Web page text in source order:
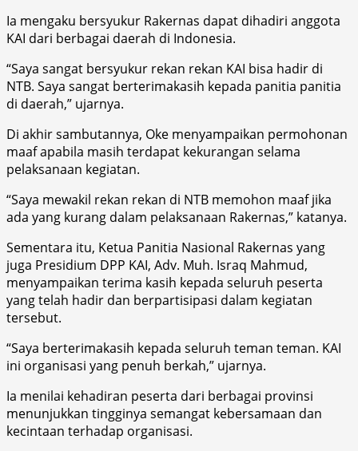
Ia mengaku bersyukur Rakernas dapat dihadiri anggota
KAI dari berbagai daerah di Indonesia.
“Saya sangat bersyukur rekan rekan KAI bisa hadir di
NTB. Saya sangat berterimakasih kepada panitia panitia
di daerah,” ujarnya.
Di akhir sambutannya, Oke menyampaikan permohonan
maaf apabila masih terdapat kekurangan selama
pelaksanaan kegiatan.
“Saya mewakil rekan rekan di NTB memohon maaf jika
ada yang kurang dalam pelaksanaan Rakernas,” katanya.
Sementara itu, Ketua Panitia Nasional Rakernas yang
juga Presidium DPP KAI, Adv. Muh. Israq Mahmud,
menyampaikan terima kasih kepada seluruh peserta
yang telah hadir dan berpartisipasi dalam kegiatan
tersebut.
“Saya berterimakasih kepada seluruh teman teman. KAI
ini organisasi yang penuh berkah,” ujarnya.
Ia menilai kehadiran peserta dari berbagai provinsi
menunjukkan tingginya semangat kebersamaan dan
kecintaan terhadap organisasi.